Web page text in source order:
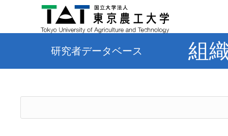
研究者データベース 組